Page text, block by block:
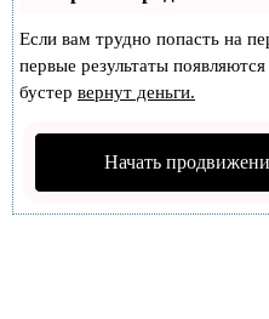
Если вам трудно попасть на
первые результаты
бустер вернут деньги.
Начать